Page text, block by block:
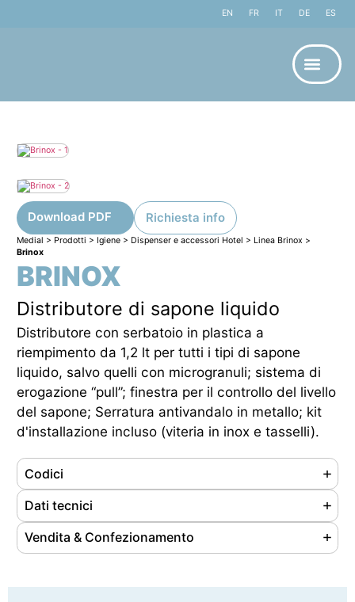
EN FR IT DE ES
Medial > Prodotti > Igiene> Dispenser e accessori Hotel > Linea Brinox >
Brinox
BRINOX
Distributore di sapone liquido
Distributore con serbatoio in plastica a
riempimento da 1,2 lt per tutti i tipi di sapone
liquido, salvo quelli con microgranuli; sistema di
erogazione “pull”; finestra per il controllo del livello
del sapone; Serratura antivandalo in metallo; kit
d'installazione incluso (viteria in inox e tasselli).
Codici
Referenze105037
Ean8033433774486
Dati tecnici
Materiale Acciaio inox AISI 304
FinituraSatinato
Vendita & Confezionamento
Nr. pezzi/confezione1
Download PDF Richiesta info